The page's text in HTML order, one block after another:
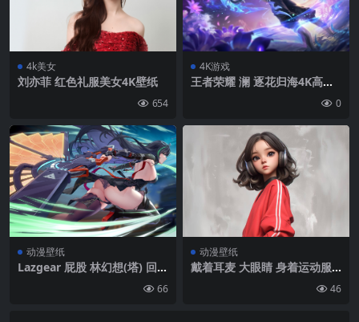
4k美女
刘亦菲 红色礼服美女4K壁纸
654
4K游戏
王者荣耀 澜 逐花归海4K高清
0
动漫壁纸
Lazgear 屁股 林幻想(塔) 回来
密的大腿 大乳房 长头发 看着66
动漫壁纸
戴着耳麦 大眼睛 身着运动服
46